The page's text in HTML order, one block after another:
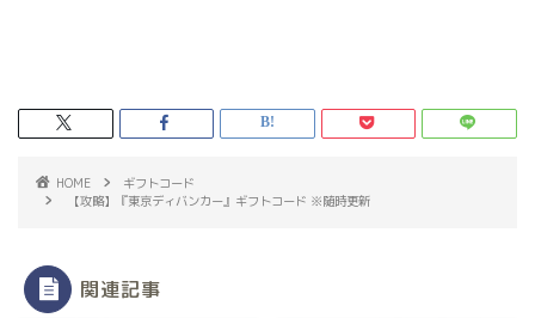
HOME
ギフトコード
【攻略】『東京ディバンカー』ギフトコード ※随時更新
関連記事